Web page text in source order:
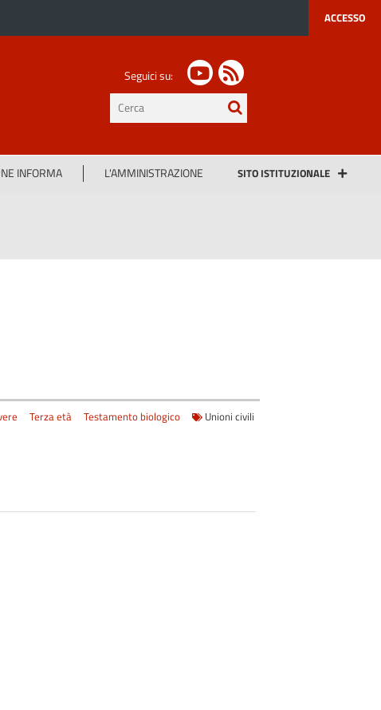
ACCESSO
Seguici su:
testo
da
INFORMA L'AMMINISTRAZIONE SITO ISTITUZIONALE
Terza età Testamento biologico
Unioni civili